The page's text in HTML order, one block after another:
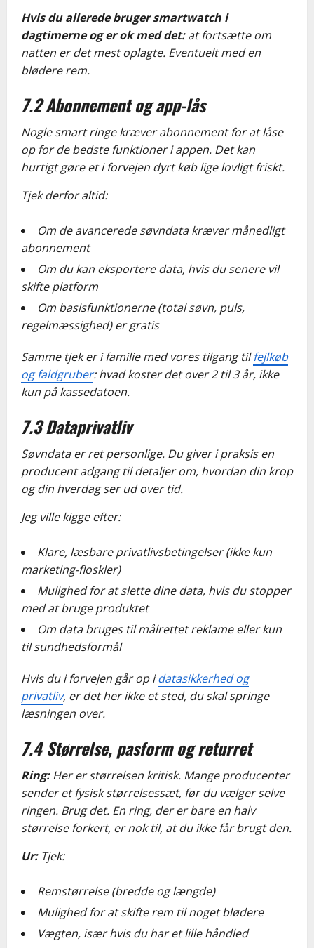
Hvis du allerede bruger smartwatch i
dagtimerne og er ok med det:at fortsætte om
natten er det mest oplagte. Eventuelt med en
blødere rem.
7.2 Abonnement og app-lås
Nogle smart ringe kræver abonnement for at låse
op for de bedste funktioner i appen. Det kan
hurtigt gøre et i forvejen dyrt køb lige lovligt friskt.
Tjek derfor altid:
Om de avancerede søvndata kræver månedligt
abonnement
Om du kan eksportere data, hvis du senere vil
skifte platform
Om basisfunktionerne (total søvn, puls,
regelmæssighed) er gratis
Samme tjek er i familie med vores tilgang tilfejlkøb
og faldgruber: hvad koster det over 2 til 3 år, ikke
kun på kassedatoen.
7.3 Dataprivatliv
Søvndata er ret personlige. Du giver i praksis en
producent adgang til detaljer om, hvordan din krop
og din hverdag ser ud over tid.
Jeg ville kigge efter:
Klare, læsbare privatlivsbetingelser (ikke kun
marketing-floskler)
Mulighed for at slette dine data, hvis du stopper
med at bruge produktet
Om data bruges til målrettet reklame eller kun
til sundhedsformål
Hvis du i forvejen går op idatasikkerhed og
privatliv, er det her ikke et sted, du skal springe
læsningen over.
7.4 Størrelse, pasform og returret
Ring:Her er størrelsen kritisk. Mange producenter
sender et fysisk størrelsessæt, før du vælger selve
ringen. Brug det. En ring, der er bare en halv
størrelse forkert, er nok til, at du ikke får brugt den.
Ur:Tjek:
Remstørrelse (bredde og længde)
Mulighed for at skifte rem til noget blødere
Vægten, især hvis du har et lille håndled